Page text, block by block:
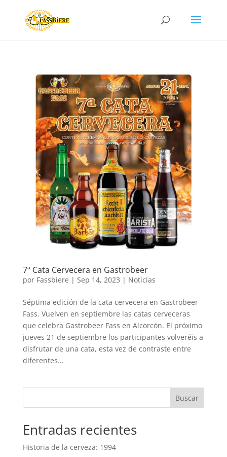
7ª Cata Cervecera en Gastrobeer
por Fassbiere | Sep 14, 2023 | Noticias
Séptima edición de la cata cervecera en Gastrobeer
Fass. Vuelven en septiembre las catas cerveceras
que celebra Gastrobeer Fass en Alcorcón. El próximo
jueves 21 de septiembre los participantes volveréis a
disfrutar de una cata, esta vez de contraste entre
diferentes...
Buscar
Entradas recientes
Historia de la cerveza: 1994